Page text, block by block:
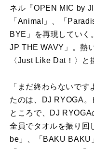
ネル『OPEN MIC by
「 Animal 」、「
BYE 」を再現していく
JP THE WAVY 」。熱
〈Just Like Dat！〉と
「まだ終わらないで
たのは、
DJ RYOGA
ところで、
DJ RYOGA
全員でタオルを振り回
be 」、「 BAKU BAKU